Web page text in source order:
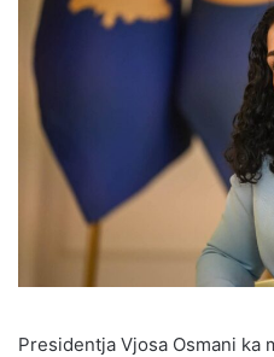
Presidentja Vjosa Osmani ka